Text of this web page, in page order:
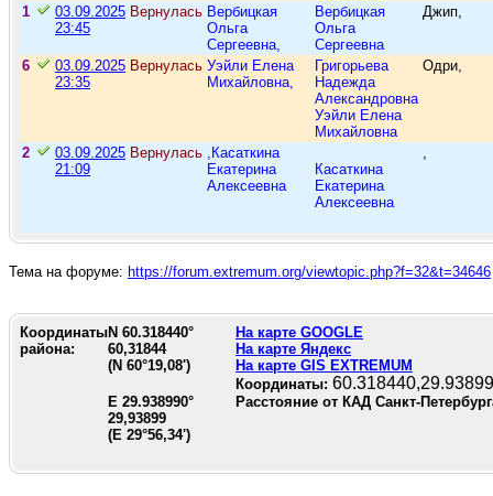
1
03.09.2025
23:45
Вернулась Вербицкая
Ольга
Сергеевна,
Вербицкая
Ольга
Сергеевна
Джип,
6
03.09.2025
23:35
Вернулась Уэйли Елена
Михайловна,
Григорьева
Надежда
Александровна
Уэйли Елена
Михайловна
Одри,
2
03.09.2025
21:09
Вернулась ,Касаткина
Екатерина
Алексеевна
Касаткина
Екатерина
Алексеевна
,
Тема на форуме: https://forum.extremum.org/viewtopic.php?f=32&t=34646
Координаты
района:
N 60.318440°
60,31844
(N 60°19,08')
На карте GOOGLE
На карте Яндекс
На карте GIS EXTREMUM
Координаты:
E 29.938990°
29,93899
(E 29°56,34')
Расстояние от КАД Санкт-